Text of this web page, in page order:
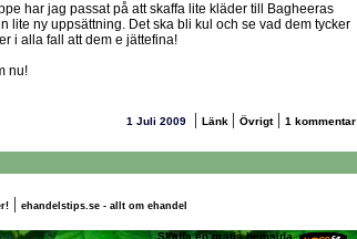
har jag passat på att skaffa lite kläder till Bagheeras
lite ny uppsättning. Det ska bli kul och se vad dem tycker
i alla fall att dem e jättefina!
nu!
1 Juli 2009 | Länk | Övrigt| 1 kommentar
| ehandelstips.se - allt om ehandel
Skaffa en gratis hemsida